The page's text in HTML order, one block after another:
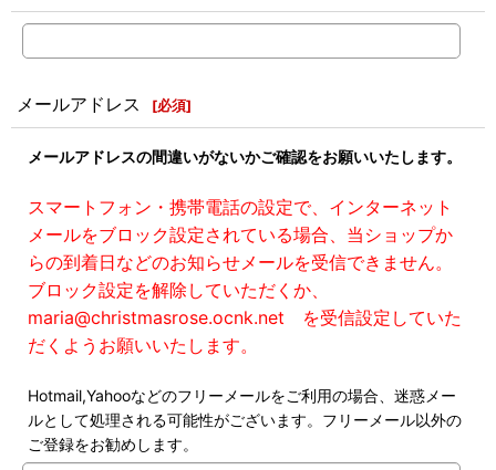
メールアドレス [必須]
メールアドレスの間違いがないかご確認をお願いいたします。
スマートフォン・携帯電話の設定で、インターネット
メールをブロック設定されている場合、当ショップか
らの到着日などのお知らせメールを受信できません。
ブロック設定を解除していただくか、
maria@christmasrose.ocnk.net を受信設定していた
だくようお願いいたします。
Hotmail,Yahooなどのフリーメールをご利用の場合、迷惑メー
ルとして処理される可能性がございます。フリーメール以外の
ご登録をお勧めします。